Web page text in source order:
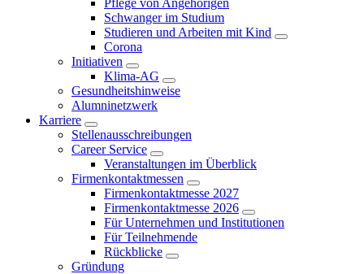
Pflege von Angehörigen
Schwanger im Studium
Studieren und Arbeiten mit Kind
Corona
Initiativen
Klima-AG
Gesundheitshinweise
Alumninetzwerk
Karriere
Stellenausschreibungen
Career Service
Veranstaltungen im Überblick
Firmenkontaktmessen
Firmenkontaktmesse 2027
Firmenkontaktmesse 2026
Für Unternehmen und Institutionen
Für Teilnehmende
Rückblicke
Gründung